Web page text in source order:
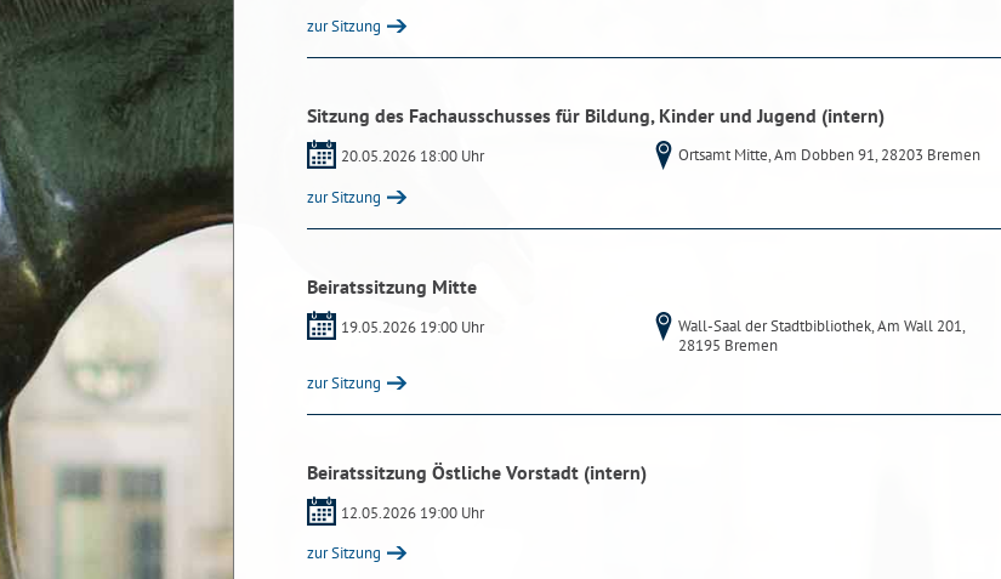
zur Sitzung
Sitzung des Fachausschusses für Bildung, Kinder und Jugend (intern)
20.05.2026 18:00 Uhr Ortsamt Mitte, Am Dobben 91, 28203 Bremen
zur Sitzung
Beiratssitzung Mitte
19.05.2026 19:00 Uhr
Wall-Saal der Stadtbibliothek, Am Wall 201,
28195 Bremen
zur Sitzung
Beiratssitzung Östliche Vorstadt (intern)
12.05.2026 19:00 Uhr
zur Sitzung